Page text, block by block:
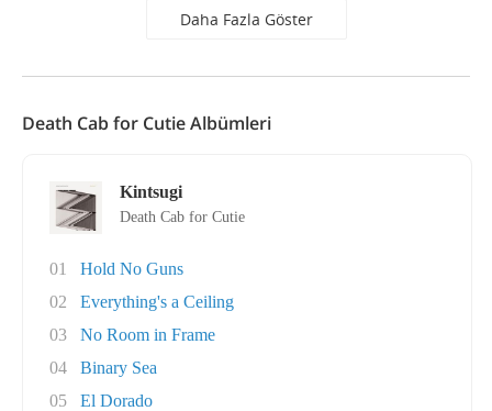
Daha Fazla Göster
Death Cab for Cutie Albümleri
Kintsugi
Death Cab for Cutie
01
Hold No Guns
02
Everything's a Ceiling
03
No Room in Frame
04
Binary Sea
05
El Dorado